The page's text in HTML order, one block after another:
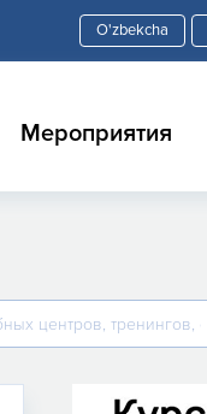
Мероприятия